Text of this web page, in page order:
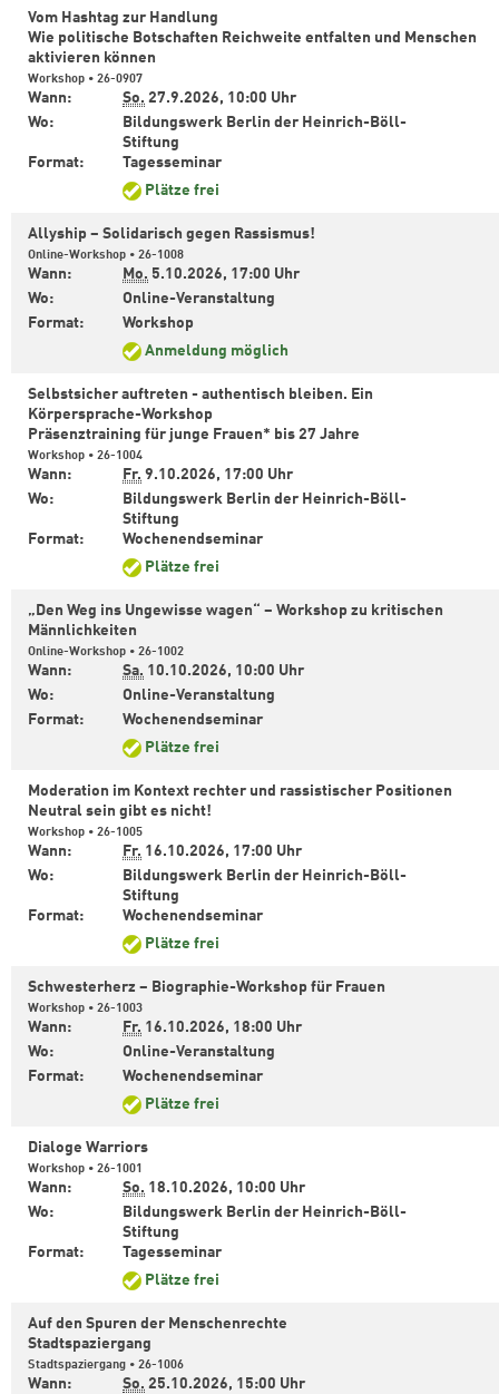
Vom Hashtag zur Handlung
Wie politische Botschaften Reichweite entfalten und Menschen
aktivieren können
Workshop • 26-0907
Wann: So. 27.9.2026, 10:00 Uhr
Wo:
Bildungswerk Berlin der Heinrich-Böll-
Stiftung
Format:
Tagesseminar
Plätze frei
Allyship – Solidarisch gegen Rassismus!
Online-Workshop • 26-1008
Wann: Mo. 5.10.2026, 17:00 Uhr
Wo:
Online-Veranstaltung
Format:
Workshop
Anmeldung möglich
Selbstsicher auftreten - authentisch bleiben. Ein
Körpersprache-Workshop
Präsenztraining für junge Frauen* bis 27 Jahre
Workshop • 26-1004
Wann: Fr. 9.10.2026, 17:00 Uhr
Wo:
Bildungswerk Berlin der Heinrich-Böll-
Stiftung
Format:
Wochenendseminar
Plätze frei
„Den Weg ins Ungewisse wagen“ – Workshop zu kritischen
Männlichkeiten
Online-Workshop • 26-1002
Wann: Sa. 10.10.2026, 10:00 Uhr
Wo:
Online-Veranstaltung
Format:
Wochenendseminar
Plätze frei
Moderation im Kontext rechter und rassistischer Positionen
Neutral sein gibt es nicht!
Workshop • 26-1005
Wann: Fr. 16.10.2026, 17:00 Uhr
Wo:
Bildungswerk Berlin der Heinrich-Böll-
Stiftung
Format:
Wochenendseminar
Plätze frei
Schwesterherz – Biographie-Workshop für Frauen
Workshop • 26-1003
Wann: Fr. 16.10.2026, 18:00 Uhr
Wo:
Online-Veranstaltung
Format:
Wochenendseminar
Plätze frei
Dialoge Warriors
Workshop • 26-1001
Wann: So. 18.10.2026, 10:00 Uhr
Wo:
Bildungswerk Berlin der Heinrich-Böll-
Stiftung
Format:
Tagesseminar
Plätze frei
Auf den Spuren der Menschenrechte
Stadtspaziergang
Stadtspaziergang • 26-1006
Wann: So. 25.10.2026, 15:00 Uhr